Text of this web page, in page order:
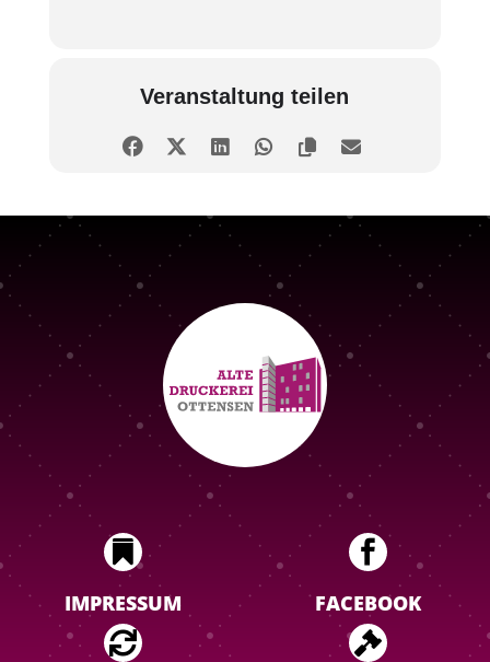
Veranstaltung teilen

IMPRESSUM

FACEBOOK
 